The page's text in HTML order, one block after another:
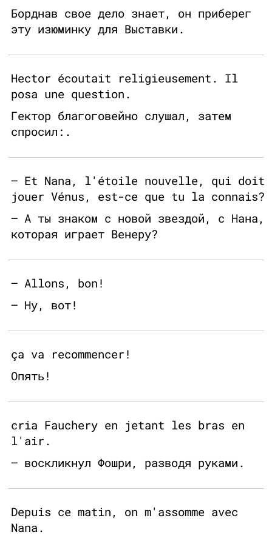
Борднав свое дело знает, он приберег
эту изюминку для Выставки.
Hector écoutait religieusement. Il
posa une question.
Гектор благоговейно слушал, затем
спросил:.
— Et Nana, l'étoile nouvelle, qui doit
jouer Vénus, est-ce que tu la connais?
— А ты знаком с новой звездой, с Нана,
которая играет Венеру?
— Allons, bon!
— Ну, вот!
ça va recommencer!
Опять!
cria Fauchery en jetant les bras en
l'air.
— воскликнул Фошри, разводя руками.
Depuis ce matin, on m'assomme avec
Nana.